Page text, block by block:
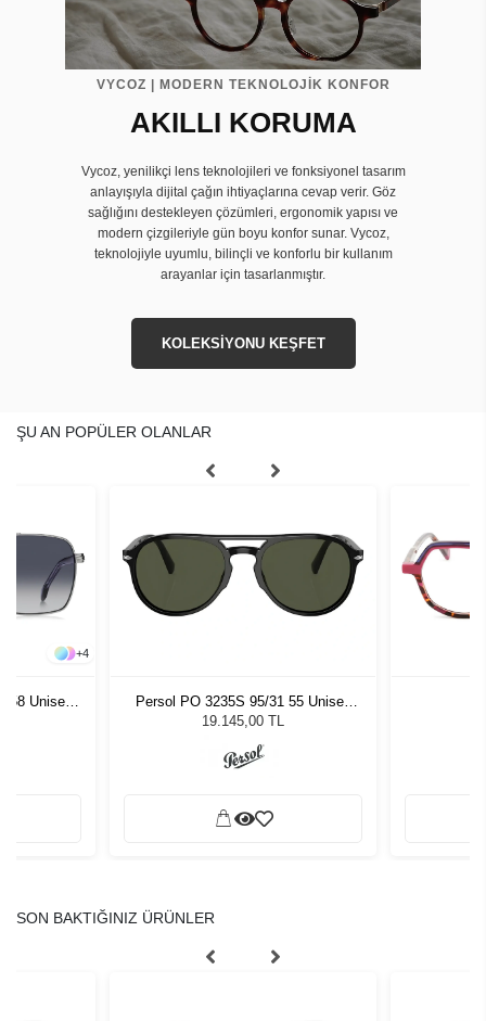
VYCOZ | MODERN TEKNOLOJİK KONFOR
AKILLI KORUMA
Vycoz, yenilikçi lens teknolojileri ve fonksiyonel tasarım
anlayışıyla dijital çağın ihtiyaçlarına cevap verir. Göz
sağlığını destekleyen çözümleri, ergonomik yapısı ve
modern çizgileriyle gün boyu konfor sunar. Vycoz,
teknolojiyle uyumlu, bilinçli ve konforlu bir kullanım
arayanlar için tasarlanmıştır.
KOLEKSİYONU KEŞFET
ŞU AN POPÜLER OLANLAR
Persol PO 3235S 95/31 55 Unisex
Güneş Gözlüğü
19.145,00 TL
Dutz DZ2348 C77
0,00 TL
SON BAKTIĞINIZ ÜRÜNLER